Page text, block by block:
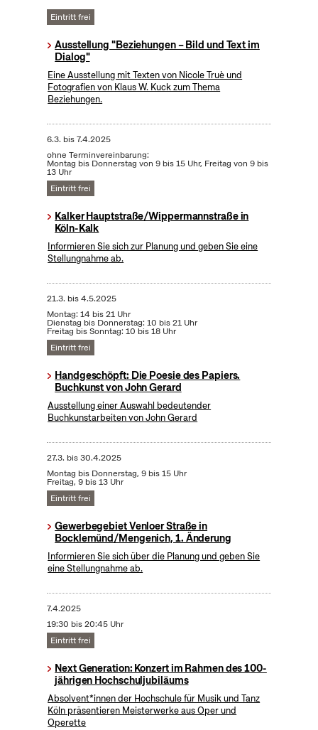
Eintritt frei
Ausstellung "Beziehungen – Bild und Text im
Dialog"
Eine Ausstellung mit Texten von Nicole Truè und
Fotografien von Klaus W. Kuck zum Thema
Beziehungen.
6.3. bis7.4.2025
ohne Terminvereinbarung:
Montag bis Donnerstag von 9 bis 15 Uhr, Freitag von 9 bis
13 Uhr
Eintritt frei
Kalker Hauptstraße/Wippermannstraße in
Köln-Kalk
Informieren Sie sich zur Planung und geben Sie eine
Stellungnahme ab.
21.3. bis4.5.2025
Montag: 14 bis 21 Uhr
Dienstag bis Donnerstag: 10 bis 21 Uhr
Freitag bis Sonntag: 10 bis 18 Uhr
Eintritt frei
Handgeschöpft: Die Poesie des Papiers.
Buchkunst von John Gerard
Ausstellung einer Auswahl bedeutender
Buchkunstarbeiten von John Gerard
27.3. bis30.4.2025
Montag bis Donnerstag, 9 bis 15 Uhr
Freitag, 9 bis 13 Uhr
Eintritt frei
Gewerbegebiet Venloer Straße in
Bocklemünd/Mengenich, 1. Änderung
Informieren Sie sich über die Planung und geben Sie
eine Stellungnahme ab.
7.4.2025
19:30 bis 20:45 Uhr
Eintritt frei
Next Generation: Konzert im Rahmen des 100-
jährigen Hochschuljubiläums
Absolvent*innen der Hochschule für Musik und Tanz
Köln präsentieren Meisterwerke aus Oper und
Operette